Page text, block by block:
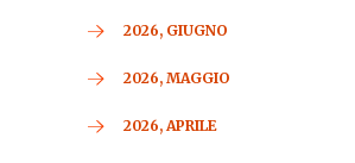
2026, GIUGNO
2026, MAGGIO
2026, APRILE